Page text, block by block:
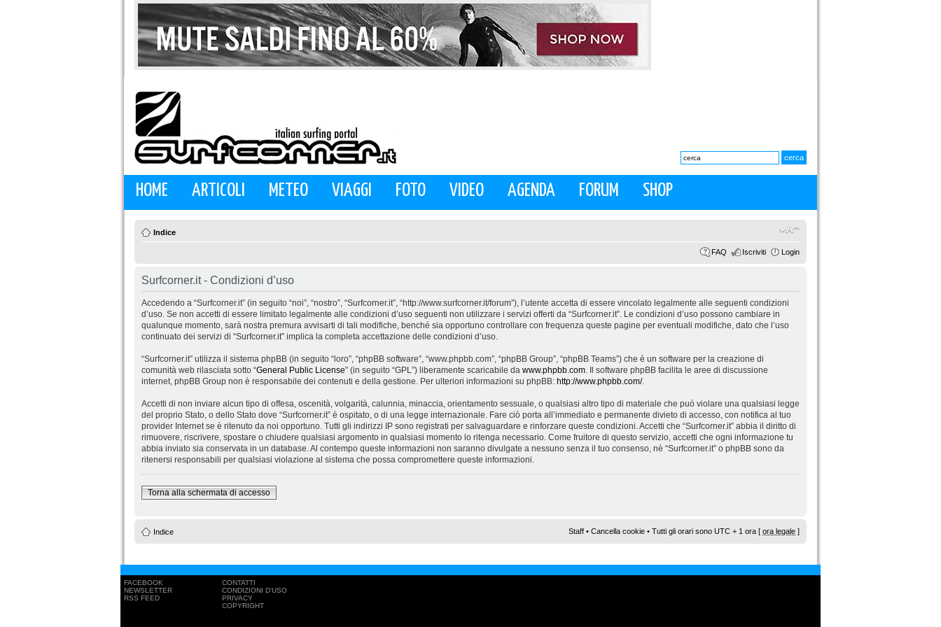
HOME ARTICOLI METEO VIAGGI FOTO VIDEO AGENDA FORUM SHOP
Indice
FAQ Iscriviti Login
Surfcorner.it - Condizioni d’uso
Accedendo a “Surfcorner.it” (in seguito “noi”, “nostro”, “Surfcorner.it”, “http://www.surfcorner.it/forum”), l’utente accetta di essere vincolato legalmente alle seguenti condizioni
d’uso. Se non accetti di essere limitato legalmente alle condizioni d’uso seguenti non utilizzare i servizi offerti da “Surfcorner.it”. Le condizioni d’uso possono cambiare in
qualunque momento, sarà nostra premura avvisarti di tali modifiche, benché sia opportuno controllare con frequenza queste pagine per eventuali modifiche, dato che l’uso
continuato dei servizi di “Surfcorner.it” implica la completa accettazione delle condizioni d’uso.
“Surfcorner.it” utilizza il sistema phpBB (in seguito “loro”, “phpBB software”, “www.phpbb.com”, “phpBB Group”, “phpBB Teams”) che è un software per la creazione di
comunità web rilasciata sotto “General Public License” (in seguito “GPL”) liberamente scaricabile da www.phpbb.com. Il software phpBB facilita le aree di discussione
internet, phpBB Group non è responsabile dei contenuti e della gestione. Per ulteriori informazioni su phpBB: http://www.phpbb.com/.
Accetti di non inviare alcun tipo di offesa, oscenità, volgarità, calunnia, minaccia, orientamento sessuale, o qualsiasi altro tipo di materiale che può violare una qualsiasi legge
del proprio Stato, o dello Stato dove “Surfcorner.it” è ospitato, o di una legge internazionale. Fare ciò porta all’immediato e permanente divieto di accesso, con notifica al tuo
provider Internet se è ritenuto da noi opportuno. Tutti gli indirizzi IP sono registrati per salvaguardare e rinforzare queste condizioni. Accetti che “Surfcorner.it” abbia il diritto di
rimuovere, riscrivere, spostare o chiudere qualsiasi argomento in qualsiasi momento lo ritenga necessario. Come fruitore di questo servizio, accetti che ogni informazione tu
abbia inviato sia conservata in un database. Al contempo queste informazioni non saranno divulgate a nessuno senza il tuo consenso, nè “Surfcorner.it” o phpBB sono da
ritenersi responsabili per qualsiasi violazione al sistema che possa compromettere queste informazioni.
Torna alla schermata di accesso
Indice Staff • Cancella cookie • Tutti gli orari sono UTC + 1 ora [ ora legale ]
FACEBOOK
NEWSLETTER
RSS FEED
CONTATTI
CONDIZIONI D'USO
PRIVACY
COPYRIGHT